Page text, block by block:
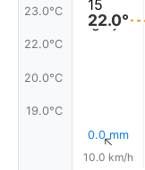
23.0°C
22.0°C
20.0°C
19.0°C
22.0°
0.0 mm
↑
10.0 km/h